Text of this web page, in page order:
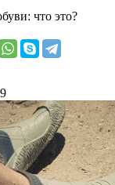
что это?